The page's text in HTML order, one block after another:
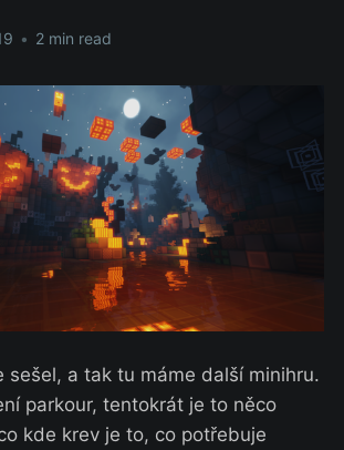
• 2 min read
sešel, a tak tu máme další minihru.
parkour, tentokrát je to něco
kde krev je to, co potřebuje